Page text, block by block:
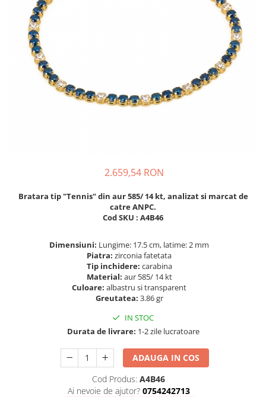
INELE
PIERCING
SETURI BIJUTERII
ACE DE CRAVATA
BRATARI PENTRU PICIOR
BUTONI
BRATARA TIP ROZARIU
LANTURI TIP ROZARIU
2.659,54 RON
Bratara tip "Tennis" din aur 585/ 14 kt, analizat si marcat de
catre ANPC.
Cod SKU : A4B46
Dimensiuni: Lungime: 17.5 cm, latime: 2 mm
Piatra: zirconia fatetata
Tip inchidere: carabina
Material: aur 585/ 14 kt
Culoare: albastru si transparent
Greutatea: 3.86 gr
IN STOC
Durata de livrare: 1-2 zile lucratoare
ADAUGA IN COS
Cod Produs: A4B46
Ai nevoie de ajutor? 0754242713